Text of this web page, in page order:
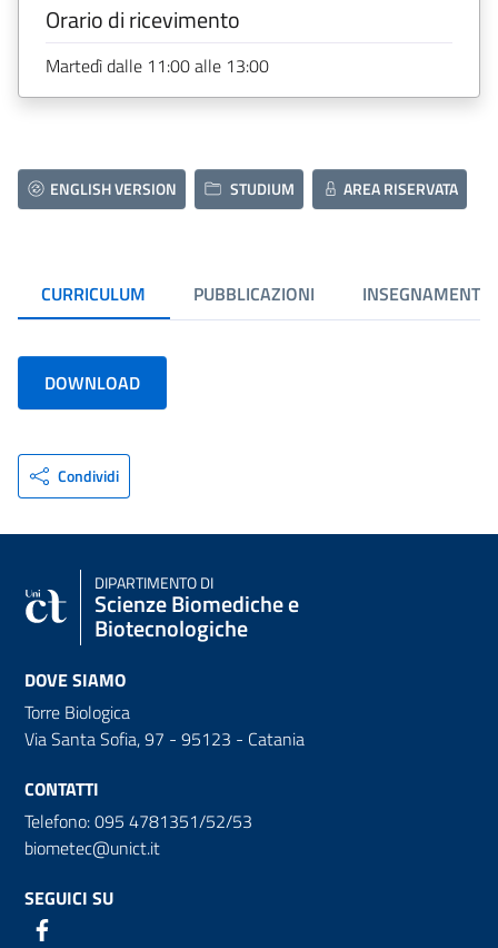
Orario di ricevimento
Martedì dalle 11:00 alle 13:00
ENGLISH VERSION STUDIUM AREA RISERVATA
CURRICULUM PUBBLICAZIONI INSEGNAMENTI
DOWNLOAD
Condividi
DIPARTIMENTO DI
Scienze Biomediche e
Biotecnologiche
DOVE SIAMO
Torre Biologica
Via Santa Sofia, 97 - 95123 - Catania
CONTATTI
Telefono: 095 4781351/52/53
biometec@unict.it
SEGUICI SU